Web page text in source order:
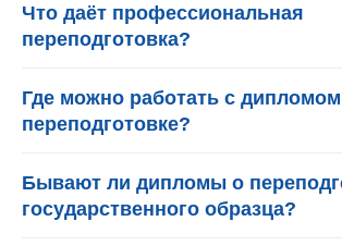
Что даёт профессиональная
переподготовка?
Где можно работать с
переподготовке?
Бывают ли дипломы о
государственного образца?